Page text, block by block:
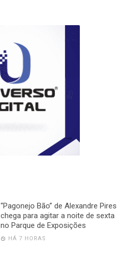
“Pagonejo Bão” de Alexandre Pires
chega para agitar a noite de sexta
no Parque de Exposições
HÁ 7 HORAS